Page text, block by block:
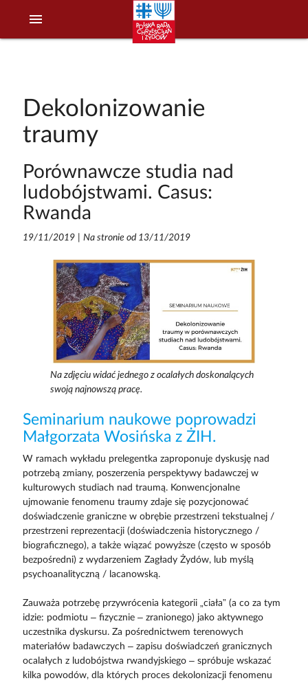
menu
Dekolonizowanie
traumy
Porównawcze studia nad
ludobójstwami. Casus:
Rwanda
19/11/2019| Na stronie od 13/11/2019
Na zdjęciu widać jednego z ocalałych doskonalących
swoją najnowszą pracę.
Seminarium naukowe poprowadzi
Małgorzata Wosińska z ŻIH.
W ramach wykładu prelegentka zaproponuje dyskusję nad
potrzebą zmiany, poszerzenia perspektywy badawczej w
kulturowych studiach nad traumą. Konwencjonalne
ujmowanie fenomenu traumy zdaje się pozycjonować
doświadczenie graniczne w obrębie przestrzeni tekstualnej /
przestrzeni reprezentacji (doświadczenia historycznego /
biograficznego), a także wiązać powyższe (często w sposób
bezpośredni) z wydarzeniem Zagłady Żydów, lub myślą
psychoanalityczną / lacanowską.
Zauważa potrzebę przywrócenia kategorii „ciała” (a co za tym
idzie: podmiotu – fizycznie – zranionego) jako aktywnego
uczestnika dyskursu. Za pośrednictwem terenowych
materiałów badawczych – zapisu doświadczeń granicznych
ocalałych z ludobójstwa rwandyjskiego – spróbuje wskazać
kilka powodów, dla których proces dekolonizacji fenomenu